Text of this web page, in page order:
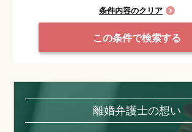
条件内容のクリア
この条件で検索する
離婚弁護士の想い